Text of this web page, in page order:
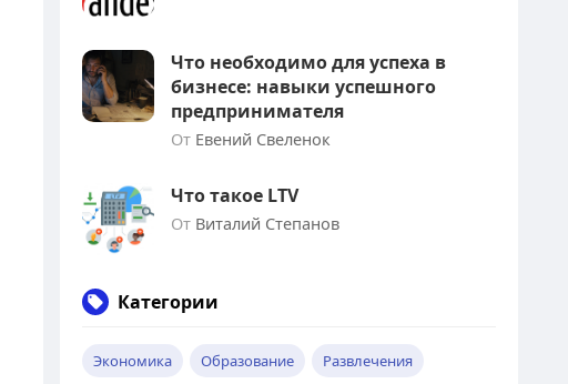
Что необходимо для успеха в
бизнесе: навыки успешного
предпринимателя
От Евений Свеленок
Что такое LTV
От Виталий Степанов
Категории
Экономика Образование Развлечения